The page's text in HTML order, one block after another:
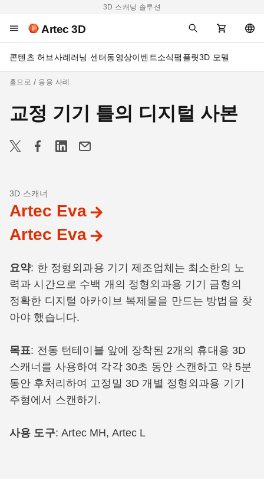
3D 스캐닝 솔루션
Artec 3D
콘텐츠 허브사례러닝 센터동영상이벤트소식팸플릿3D 모델
홈으로 응용 사례
교정 기기 틀의 디지털 사본
3D 스캐너
Artec Eva
Artec Eva
요약: 한 정형외과용 기기 제조업체는 최소한의 노
력과 시간으로 수백 개의 정형외과용 기기 금형의
정확한 디지털 아카이브 복제물을 만드는 방법을 찾
아야 했습니다.
목표: 전동 턴테이블 앞에 장착된 2개의 휴대용 3D
스캐너를 사용하여 각각 30초 동안 스캔하고 약 5분
동안 후처리하여 고정밀 3D 개별 정형외과용 기기
주형에서 스캔하기.
사용 도구: Artec MH, Artec L